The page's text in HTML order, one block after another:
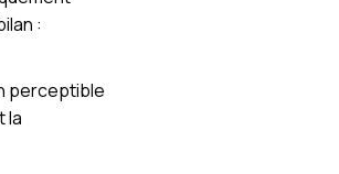
:
perceptible
la